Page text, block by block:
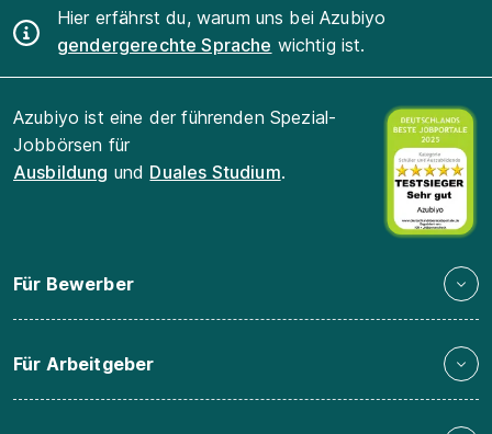
Hier erfährst du, warum uns bei Azubiyo
gendergerechte Sprache wichtig ist.
Azubiyo ist eine der führenden Spezial-
Jobbörsen für
Ausbildung und Duales Studium.
Für Bewerber
Für Arbeitgeber